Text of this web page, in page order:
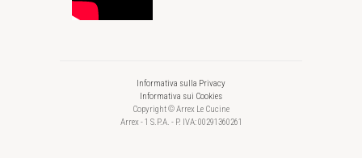
Informativa sulla Privacy
Informativa sui Cookies
Copyright © Arrex Le Cucine
Arrex - 1 S.P.A. - P. IVA: 00291360261